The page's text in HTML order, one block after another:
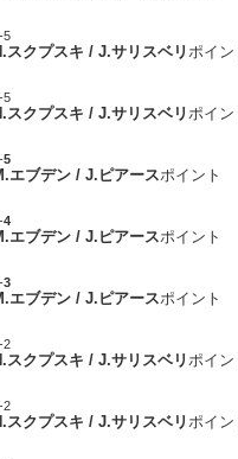
-5
スクプスキ / J.サリスベリ ポイン
-5
スクプスキ / J.サリスベリ ポイン
-5
エブデン / J.ピアースポイント
-4
エブデン / J.ピアースポイント
-3
エブデン / J.ピアースポイント
-2
スクプスキ / J.サリスベリ ポイン
-2
スクプスキ / J.サリスベリ ポイン